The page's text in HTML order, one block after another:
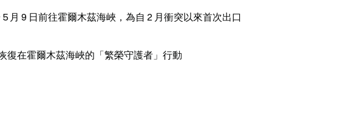
月 9 日前往霍爾木茲海峽，為自 2 月衝突以來首次出口
復在霍爾木茲海峽的「繁榮守護者」行動